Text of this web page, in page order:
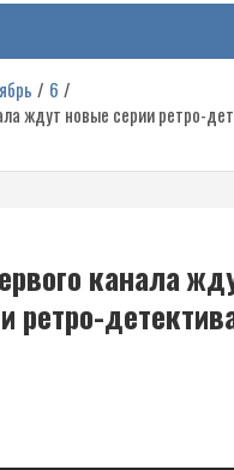
6
ждут новые серии ретро-
канала
ретро-